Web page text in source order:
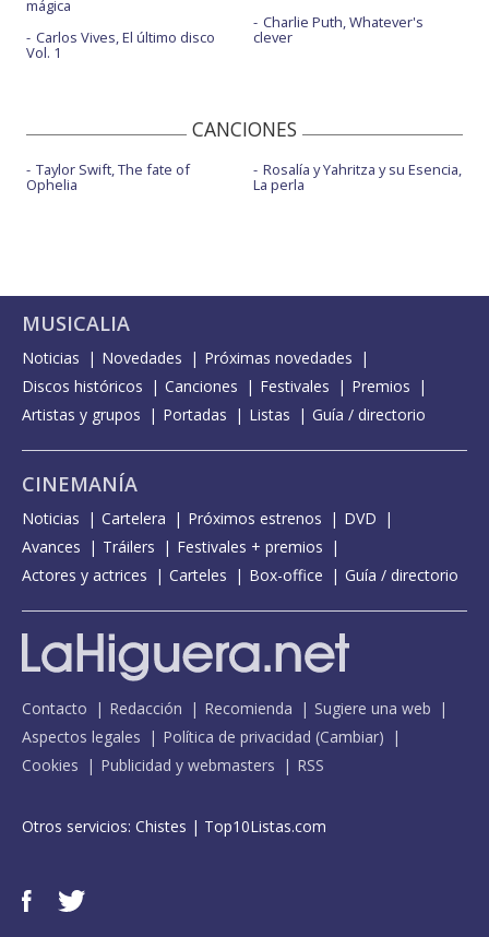
mágica
Carlos Vives, El último disco
Vol. 1
Charlie Puth, Whatever's
clever
CANCIONES
Taylor Swift, The fate of
Ophelia
Rosalía y Yahritza y su Esencia,
La perla
MUSICALIA
Noticias Novedades
Próximas novedades
Discos históricos
Canciones Festivales
Premios
Artistas y grupos
Portadas Listas Guía / directorio
CINEMANÍA
Noticias Cartelera Próximos estrenos
DVD
Avances
Tráilers
Festivales + premios
Actores y actrices
Carteles Box-office Guía / directorio
Contacto Redacción Recomienda
Sugiere una web
Aspectos legales
Política de privacidad (Cambiar)
Cookies
Publicidad y webmasters RSS
Otros servicios: Chistes | Top10Listas.com